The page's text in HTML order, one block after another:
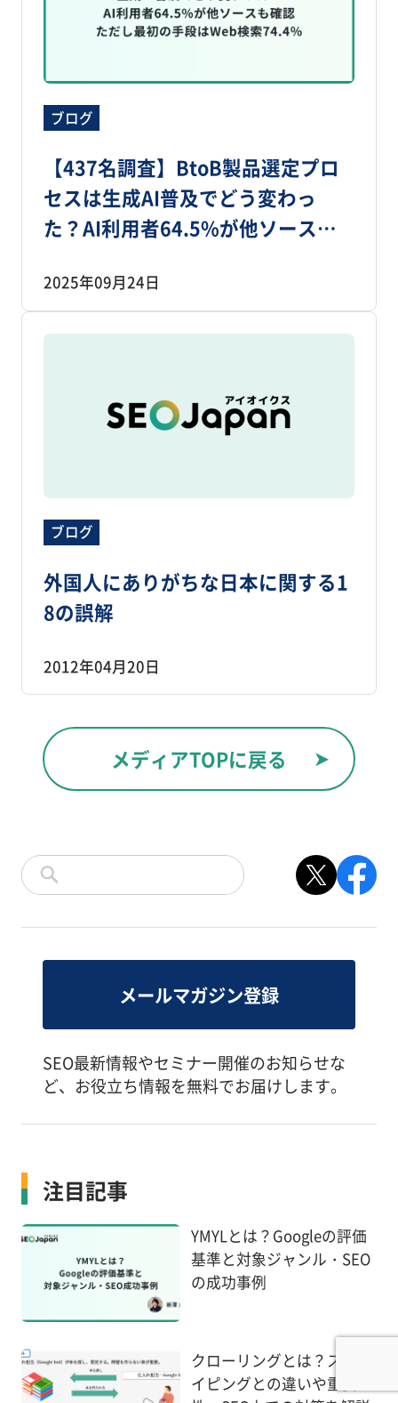
ブログ
【437名調査】BtoB製品選定プロ
セスは生成AI普及でどう変わっ
た？AI利用者64.5%が他ソースも
索74.4％
2025年09月24日
ブログ
外国人にありがちな日本に関する1
8の誤解
2012年04月20日
メディアTOPに戻る
メールマガジン登録
SEO最新情報やセミナー開催のお知らせな
ど、お役立ち情報を無料でお届けします。
注目記事
YMYLとは？Googleの評価
基準と対象ジャンル・SEO
の成功事例
クローリングとは？スクレ
イピングとの違いや重要